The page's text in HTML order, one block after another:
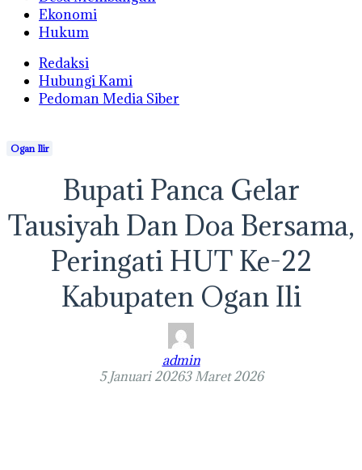
Ekonomi
Hukum
Redaksi
Hubungi Kami
Pedoman Media Siber
Ogan Ilir
Bupati Panca Gelar
Tausiyah Dan Doa Bersama,
Peringati HUT Ke-22
Kabupaten Ogan Ili
admin
5 Januari 20263 Maret 2026